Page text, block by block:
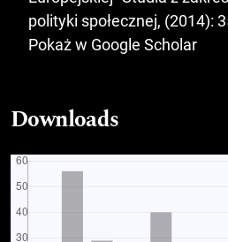
polityki społecznej, (2014):
Pokaż w Google Scholar
Downloads